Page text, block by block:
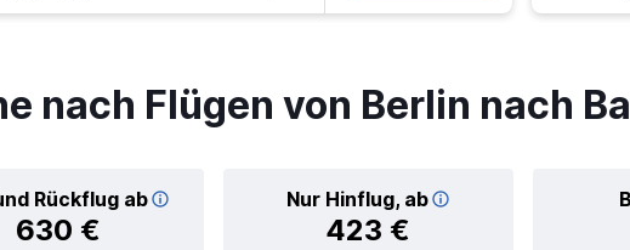
nach Flügen von Berlin nach
Rückflug ab
630 €
Nur Hinflug, ab
423 €